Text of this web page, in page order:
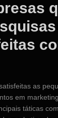
as
em
táticas